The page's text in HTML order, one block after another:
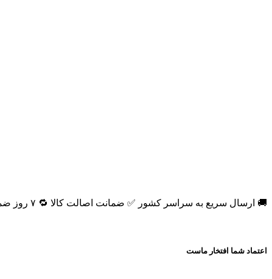
🚚 ارسال سریع به سراسر کشور ✅ ضمانت اصالت کالا 🔁 ۷ روز ضمانت بازگشت 📞 پشتیبانی واقعی
اعتماد شما افتخار ماست